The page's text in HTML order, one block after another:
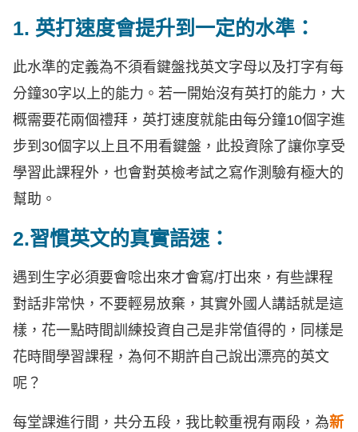
1. 英打速度會提升到一定的水準：
此水準的定義為不須看鍵盤找英文字母以及打字有每
分鐘30字以上的能力。若一開始沒有英打的能力，大
概需要花兩個禮拜，英打速度就能由每分鐘10個字進
步到30個字以上且不用看鍵盤，此投資除了讓你享受
學習此課程外，也會對英檢考試之寫作測驗有極大的
幫助。
2.習慣英文的真實語速：
遇到生字必須要會唸出來才會寫/打出來，有些課程
對話非常快，不要輕易放棄，其實外國人講話就是這
樣，花一點時間訓練投資自己是非常值得的，同樣是
花時間學習課程，為何不期許自己說出漂亮的英文
呢？
每堂課進行間，共分五段，我比較重視有兩段，為新